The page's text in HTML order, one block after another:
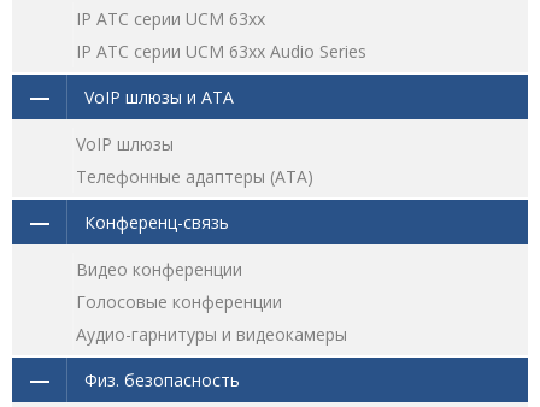
IP АТС серии UCM 63xx
IP АТС серии UCM 63xx Audio Series
VoIP шлюзы и ATA
VoIP шлюзы
Телефонные адаптеры (ATA)
Конференц-связь
Видео конференции
Голосовые конференции
Аудио-гарнитуры и видеокамеры
Физ. безопасность